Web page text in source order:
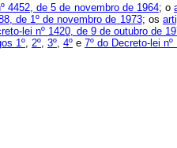
4452, de 5 de novembro de 1964; o
de 1º de novembro de 1973; os
lei nº 1420, de 9 de outubro de
1º 2º 3º 4º e 7º do Decreto-lei